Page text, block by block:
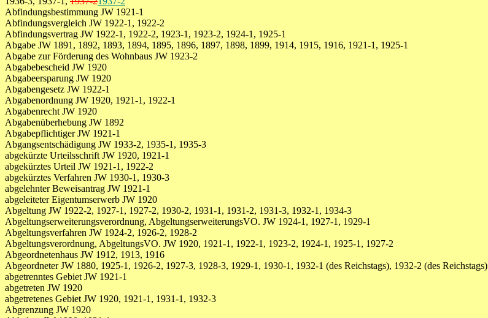
Abfindungsbestimmung JW 1921-1
Abfindungsvergleich JW 1922-1, 1922-2
Abfindungsvertrag JW 1922-1, 1922-2, 1923-1, 1923-2, 1924-1, 1925-1
Abgabe JW 1891, 1892, 1893, 1894, 1895, 1896, 1897, 1898, 1899, 1914, 1915, 1916, 1921-1, 1925-1
Abgabe zur Förderung des Wohnbaus JW 1923-2
Abgabebescheid JW 1920
Abgabeersparung JW 1920
Abgabengesetz JW 1922-1
Abgabenordnung JW 1920, 1921-1, 1922-1
Abgabenrecht JW 1920
Abgabenüberhebung JW 1892
Abgabepflichtiger JW 1921-1
Abgangsentschädigung JW 1933-2, 1935-1, 1935-3
abgekürzte Urteilsschrift JW 1920, 1921-1
abgekürztes Urteil JW 1921-1, 1922-2
abgekürztes Verfahren JW 1930-1, 1930-3
abgelehnter Beweisantrag JW 1921-1
abgeleiteter Eigentumserwerb JW 1920
Abgeltung JW 1922-2, 1927-1, 1927-2, 1930-2, 1931-1, 1931-2, 1931-3, 1932-1, 1934-3
Abgeltungserweiterungsverordnung, AbgeltungserweiterungsVO. JW 1924-1, 1927-1, 1929-1
Abgeltungsverfahren JW 1924-2, 1926-2, 1928-2
Abgeltungsverordnung, AbgeltungsVO. JW 1920, 1921-1, 1922-1, 1923-2, 1924-1, 1925-1, 1927-2
Abgeordnetenhaus JW 1912, 1913, 1916
Abgeordneter JW 1880, 1925-1, 1926-2, 1927-3, 1928-3, 1929-1, 1930-1, 1932-1 (des Reichstags), 1932-2 (des Reichstags)
abgetrenntes Gebiet JW 1921-1
abgetreten JW 1920
abgetretenes Gebiet JW 1920, 1921-1, 1931-1, 1932-3
Abgrenzung JW 1920